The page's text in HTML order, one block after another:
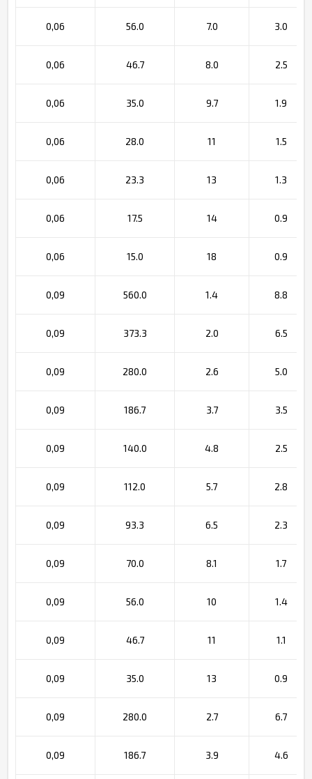
0,06 56.0 7.0 3.0
0,06 46.7 8.0 2.5
0,06 35.0 9.7 1.9
0,06 28.0 11 1.5
0,06 23.3 13 1.3
0,06 17.5 14 0.9
0,06 15.0 18 0.9
0,09 560.0 1.4 8.8
0,09 373.3 2.0 6.5
0,09 280.0 2.6 5.0
0,09 186.7 3.7 3.5
0,09 140.0 4.8 2.5
0,09 112.0 5.7 2.8
0,09 93.3 6.5 2.3
0,09 70.0 8.1 1.7
0,09 56.0 10 1.4
0,09 46.7 11 1.1
0,09 35.0 13 0.9
0,09 280.0 2.7 6.7
0,09 186.7 3.9 4.6